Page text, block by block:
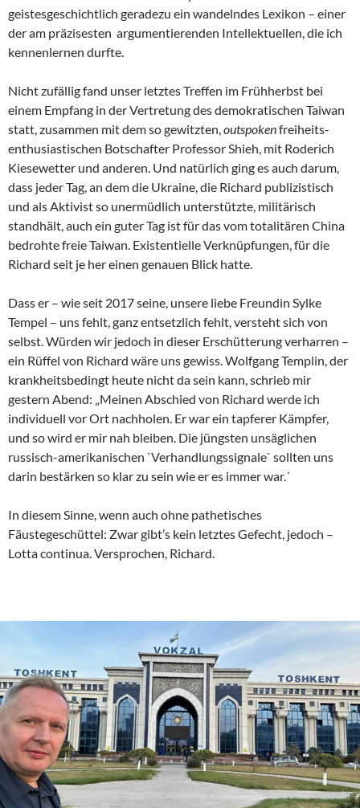
geistesgeschichtlich geradezu ein wandelndes Lexikon – einer
der am präzisesten argumentierenden Intellektuellen, die ich
kennenlernen durfte.
Nicht zufällig fand unser letztes Treffen im Frühherbst bei
einem Empfang in der Vertretung des demokratischen Taiwan
statt, zusammen mit dem so gewitzten,outspokenfreiheits-
enthusiastischen Botschafter Professor Shieh, mit Roderich
Kiesewetter und anderen. Und natürlich ging es auch darum,
dass jeder Tag, an dem die Ukraine, die Richard publizistisch
und als Aktivist so unermüdlich unterstützte, militärisch
standhält, auch ein guter Tag ist für das vom totalitären China
bedrohte freie Taiwan. Existentielle Verknüpfungen, für die
Richard seit je her einen genauen Blick hatte.
Dass er – wie seit 2017 seine, unsere liebe Freundin Sylke
Tempel – uns fehlt, ganz entsetzlich fehlt, versteht sich von
selbst. Würden wir jedoch in dieser Erschütterung verharren –
ein Rüffel von Richard wäre uns gewiss. Wolfgang Templin, der
krankheitsbedingt heute nicht da sein kann, schrieb mir
gestern Abend: „Meinen Abschied von Richard werde ich
individuell vor Ort nachholen. Er war ein tapferer Kämpfer,
und so wird er mir nah bleiben. Die jüngsten unsäglichen
russisch-amerikanischen `Verhandlungssignale` sollten uns
darin bestärken so klar zu sein wie er es immer war.´
In diesem Sinne, wenn auch ohne pathetisches
Fäustegeschüttel: Zwar gibt’s kein letztes Gefecht, jedoch –
Lotta continua. Versprochen, Richard.